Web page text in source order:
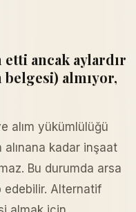
ancak aylardır
belgesi) almıyor,
alım yükümlülüğü
alınana kadar inşaat
Bu durumda arsa
edebilir. Alternatif